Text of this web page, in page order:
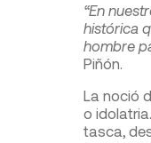
“En
histórica
hombre
Piñón.
La noció
o
tasca,